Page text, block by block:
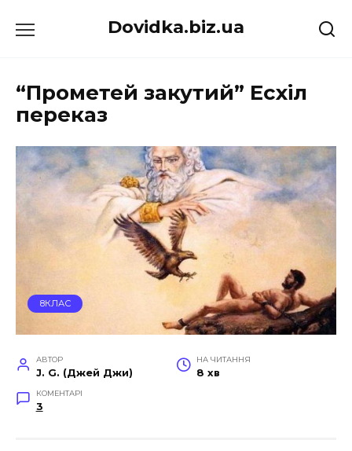
до
Dovidka.biz.ua
“Прометей закутий” Есхіл
переказ
8КЛАС
АВТОР
J. G. (Джей Джи)
НА ЧИТАННЯ
8 хв
КОМЕНТАРІ
3